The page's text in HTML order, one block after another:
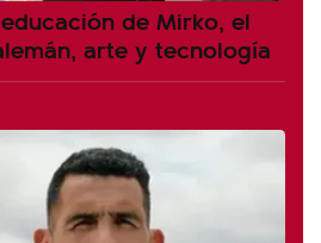
de Mirko, el
arte y tecnología